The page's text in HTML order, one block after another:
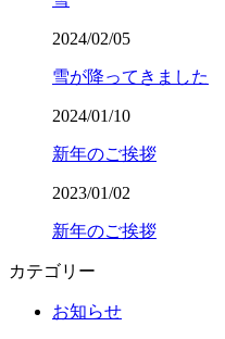
2024/02/05
雪が降ってきました
2024/01/10
新年のご挨拶
2023/01/02
新年のご挨拶
カテゴリー
お知らせ